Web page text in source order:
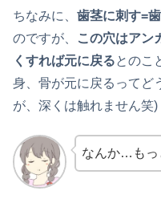
ちなみに、 歯茎に刺す=
のですが、
この穴はアン
くすれば元に戻るとのこ
身、骨が元に戻るってど
が、深くは触れません笑)
なんか…もっ